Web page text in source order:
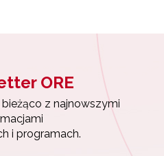
ORE
z najnowszymi
i programach.